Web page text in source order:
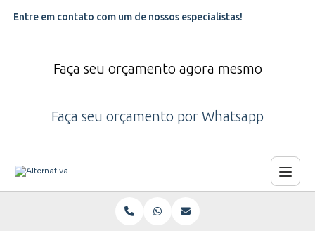
Entre em contato com um de nossos especialistas!
Faça seu orçamento agora mesmo
Faça seu orçamento por Whatsapp